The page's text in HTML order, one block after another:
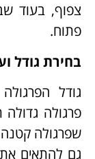
צפוף, בעוד
פתוח.
בחירת גודל
גודל
פרגולה
שפרגולה
גם להתאים